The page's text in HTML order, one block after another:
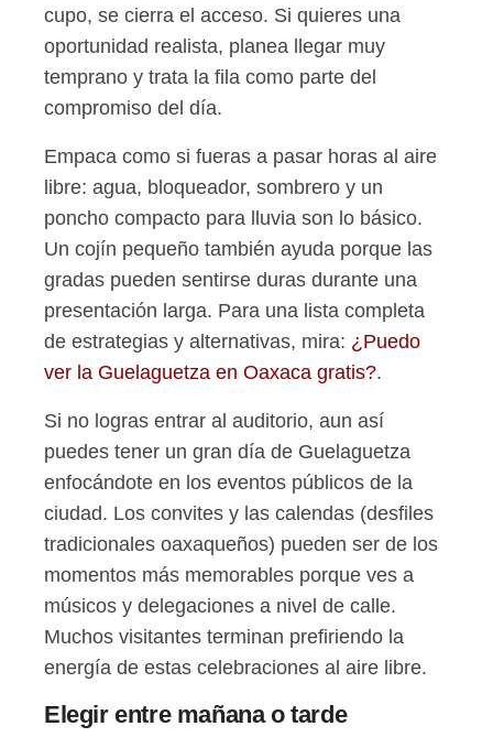
cupo, se cierra el acceso. Si quieres una
oportunidad realista, planea llegar muy
temprano y trata la fila como parte del
compromiso del día.
Empaca como si fueras a pasar horas al aire
libre: agua, bloqueador, sombrero y un
poncho compacto para lluvia son lo básico.
Un cojín pequeño también ayuda porque las
gradas pueden sentirse duras durante una
presentación larga. Para una lista completa
de estrategias y alternativas, mira: ¿Puedo
ver la Guelaguetza en Oaxaca gratis?.
Si no logras entrar al auditorio, aun así
puedes tener un gran día de Guelaguetza
enfocándote en los eventos públicos de la
ciudad. Los convites y las calendas (desfiles
tradicionales oaxaqueños) pueden ser de los
momentos más memorables porque ves a
músicos y delegaciones a nivel de calle.
Muchos visitantes terminan prefiriendo la
energía de estas celebraciones al aire libre.
Elegir entre mañana o tarde